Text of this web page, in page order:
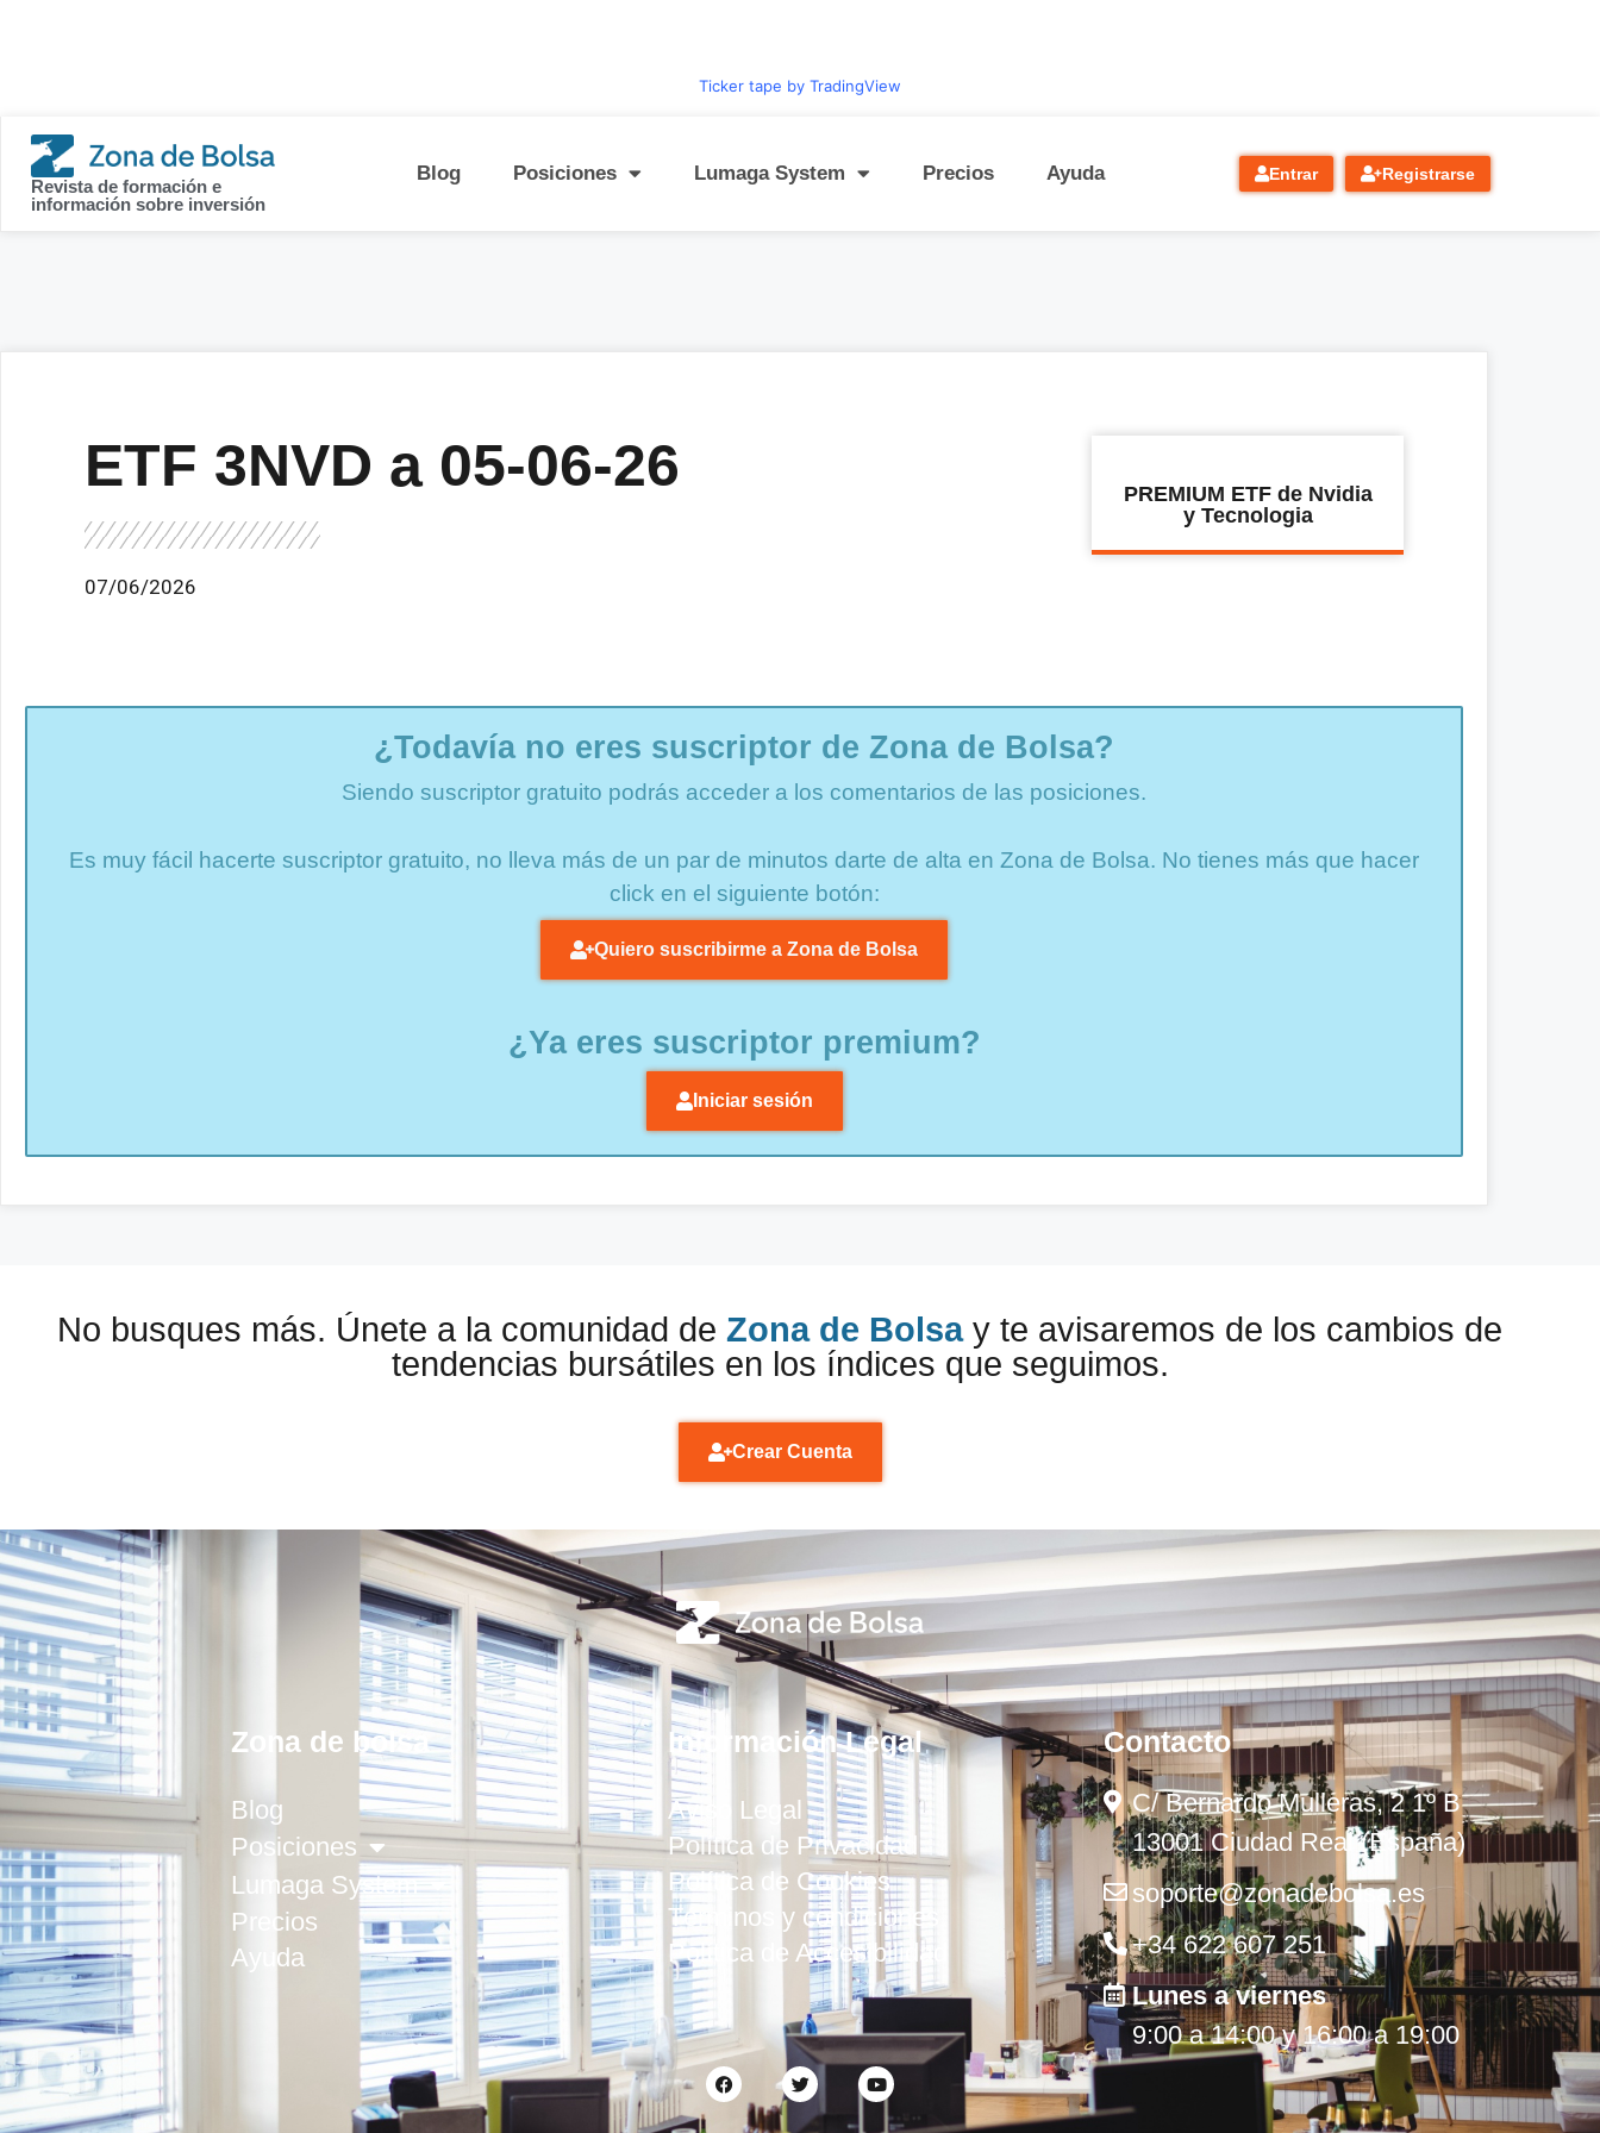
Ticker tape by TradingView
Revista de formación e
información sobre inversión
Blog Posiciones Lumaga System Precios Ayuda Entrar Registrarse
ETF 3NVD a 05-06-26
07/06/2026
PREMIUM ETF de Nvidia
y Tecnologia
¿Todavía no eres suscriptor de Zona de Bolsa?
Siendo suscriptor gratuito podrás acceder a los comentarios de las posiciones.
Es muy fácil hacerte suscriptor gratuito, no lleva más de un par de minutos darte de alta en Zona de Bolsa. No tienes más que hacer
click en el siguiente botón:
Quiero suscribirme a Zona de Bolsa
¿Ya eres suscriptor premium?
Iniciar sesión
No busques más. Únete a la comunidad de Zona de Bolsay te avisaremos de los cambios de
tendencias bursátiles en los índices que seguimos.
Crear Cuenta
Zona de bolsa
Blog
Posiciones
Lumaga System
Precios
Ayuda
Información Legal
Aviso Legal
Política de Privacidad
Política de Cookies
Términos y condiciones
Política de Accesibilidad
Contacto
C/ Bernardo Mulleras, 2 1º B
13001 Ciudad Real (España)
soporte@zonadebolsa.es
+34 622 607 251
Lunes a viernes
9:00 a 14:00 y 16:00 a 19:00